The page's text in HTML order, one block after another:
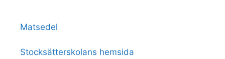
Matsedel
Stocksätterskolans hemsida